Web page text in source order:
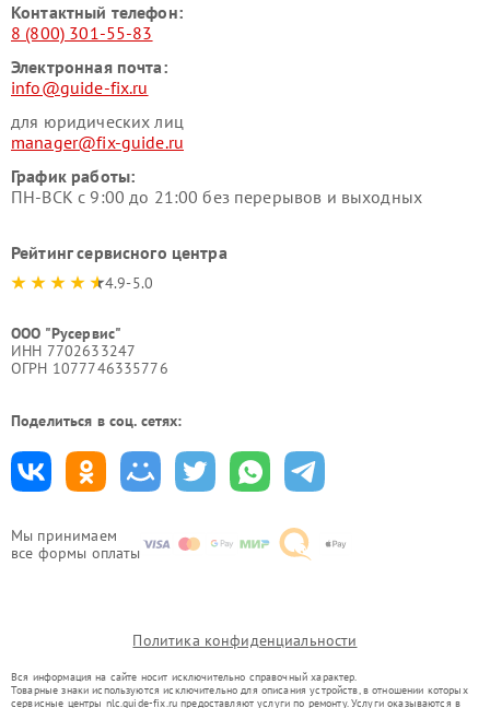
Мы принимаем
все формы оплаты
Контактный телефон:
8 (800) 301-55-83
Электронная почта:
info@guide-fix.ru
для юридических лиц
manager@fix-guide.ru
График работы:
ПН-ВСК с 9:00 до 21:00 без перерывов и выходных
Рейтинг сервисного центра
4.9-5.0
ООО "Русервис"
ИНН 7702633247
ОГРН 1077746335776
Поделиться в соц. сетях:
Политика конфиденциальности
Вся информация на сайте носит исключительно справочный характер.
Товарные знаки используются исключительно для описания устройств, в отношении которых
сервисные центры nlc.guide-fix.ru предоставляют услуги по ремонту. Услуги оказываются в